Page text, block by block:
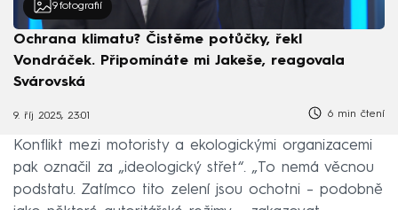
9 fotografií
Ochrana klimatu? Čistěme potůčky, řekl
Vondráček. Připomínáte mi Jakeše, reagovala
Svárovská
9. říj 2025, 23:01 6 min čtení
Konflikt mezi motoristy a ekologickými organizacemi
pak označil za „ideologický střet“. „To nemá věcnou
podstatu. Zatímco tito zelení jsou ochotni – podobně